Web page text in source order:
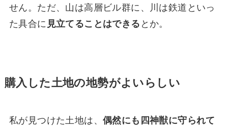
せん。ただ、山は高層ビル群に、川は鉄道といっ
た具合に 見立てることはできる とか。
購入した土地の地勢がよいらしい
私が見つけた土地は、 偶然にも四神獣に守られて